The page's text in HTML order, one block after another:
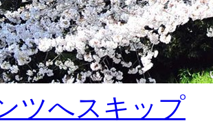
ツへスキップ